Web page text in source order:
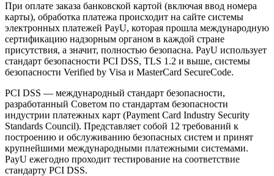
При оплате заказа банковской картой (включая ввод номера
карты), обработка платежа происходит на сайте системы
электронных платежей PayU, которая прошла международную
сертификацию надзорным органом в каждой стране
присутствия, а значит, полностью безопасна. PayU использует
стандарт безопасности PCI DSS, TLS 1.2 и выше, системы
безопасности Verified by Visa и MasterCard SecureCode.
PCI DSS — международный стандарт безопасности,
разработанный Советом по стандартам безопасности
индустрии платежных карт (Payment Card Industry Security
Standards Council). Представляет собой 12 требований к
построению и обслуживанию безопасных систем и принят
крупнейшими международными платежными системами.
PayU ежегодно проходит тестирование на соответствие
стандарту PCI DSS.